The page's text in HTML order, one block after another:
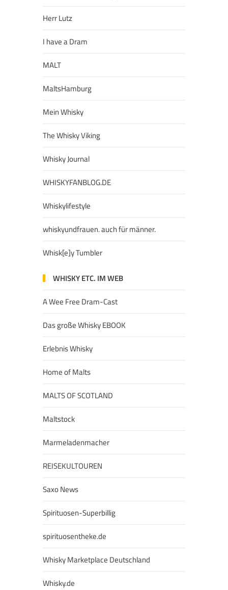
Herr Lutz
I have a Dram
MALT
MaltsHamburg
Mein Whisky
The Whisky Viking
Whisky Journal
WHISKYFANBLOG.DE
Whiskylifestyle
whiskyundfrauen. auch für männer.
Whisk[e]y Tumbler
WHISKY ETC. IM WEB
A Wee Free Dram-Cast
Das große Whisky EBOOK
Erlebnis Whisky
Home of Malts
MALTS OF SCOTLAND
Maltstock
Marmeladenmacher
REISEKULTOUREN
Saxo News
Spirituosen-Superbillig
spirituosentheke.de
Whisky Marketplace Deutschland
Whisky.de